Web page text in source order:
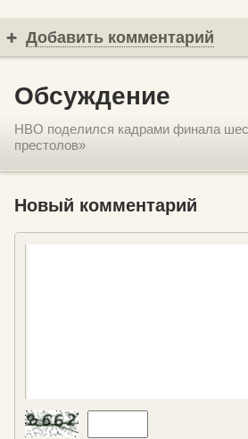
Добавить комментарий
Обсуждение
HBO поделился кадрами финала
престолов»
Новый комментарий